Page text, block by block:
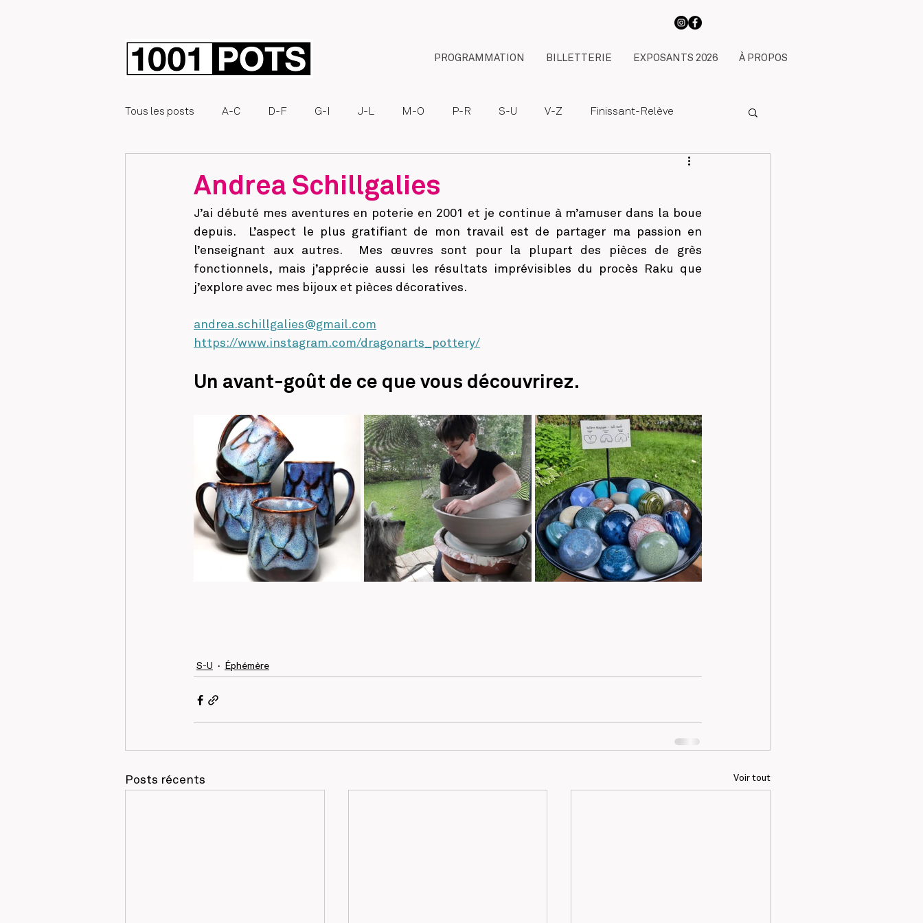
PROGRAMMATION BILLETTERIE EXPOSANTS 2026 À PROPOS
Tous les posts A-C D-F G-I J-L M-O P-R S-U V-Z Finissant-Relève
Andrea Schillgalies
J’ai débuté mes aventures en poterie en 2001 et je continue à m’amuser dans la boue
depuis.  L’aspect le plus gratifiant de mon travail est de partager ma passion en
l’enseignant aux autres.  Mes œuvres sont pour la plupart des pièces de grès
fonctionnels, mais j’apprécie aussi les résultats imprévisibles du procès Raku que
j’explore avec mes bijoux et pièces décoratives.
andrea.schillgalies@gmail.com
https://www.instagram.com/dragonarts_pottery/
Un avant-goût de ce que vous découvrirez.
S-U Éphémère
Posts récents Voir tout